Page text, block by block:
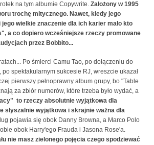
na tym albumie Copywrite. Założony w 1995
trochę mitycznego. Nawet, kiedy jego
jego wielkie znaczenie dla ich karier mało kto
a co dopiero wcześniejsze rzeczy promowane
przez Bobbito...
Po śmierci Camu Tao, po dołączeniu do
spektakularnym sukcesie RJ, wreszcie ukazał
pierwszy pełnoprawny album grupy, bo "Table
za zbiór numerów, które trzeba było wydać, a
to rzeczy absolutnie wyjątkowa dla
słyszalnie wyjątkowa i skrajnie ważna dla
pojawia się obok Danny Browna, a Marco Polo
obok Harry'ego Frauda i Jasona Rose'a.
nie masz zielonego pojęcia czego spodziewać